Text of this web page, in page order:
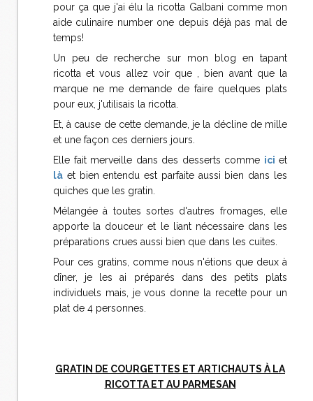
pour ça que j'ai élu la ricotta Galbani comme mon
aide culinaire number one depuis déjà pas mal de
temps!
Un peu de recherche sur mon blog en tapant
ricotta et vous allez voir que , bien avant que la
marque ne me demande de faire quelques plats
pour eux, j'utilisais la ricotta.
Et, à cause de cette demande, je la décline de mille
et une façon ces derniers jours.
Elle fait merveille dans des desserts comme ici et
là et bien entendu est parfaite aussi bien dans les
quiches que les gratin.
Mélangée à toutes sortes d'autres fromages, elle
apporte la douceur et le liant nécessaire dans les
préparations crues aussi bien que dans les cuites.
Pour ces gratins, comme nous n'étions que deux à
dîner, je les ai préparés dans des petits plats
individuels mais, je vous donne la recette pour un
plat de 4 personnes.
GRATIN DE COURGETTES ET ARTICHAUTS À LA
RICOTTA ET AU PARMESAN